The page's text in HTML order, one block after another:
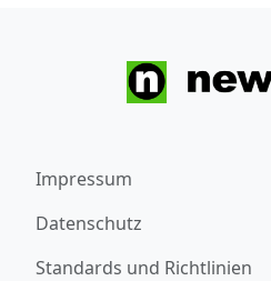
Impressum
Datenschutz
Standards und Richtlinien